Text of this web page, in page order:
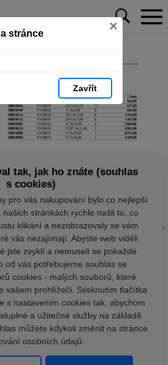
stránce ×
Zavřít
tak, jak ho znáte (souhlas
s cookies)
pro vás nakupování bylo co nejlepší
našich stránkách rychle našli to, co
klikání a nezobrazovaly se vám
vás nezajímají. Abyste web viděli
jste zvyklí a nemuseli se pokaždé
od vás potřebujeme souhlas se
cookies - malých souborů, které
vašem prohlížeči. Stisknutím tlačítka
s nastavením cookies tak, abychom
a užitečné služby na základě
můžete kdykoli změnit na stránce
osobních údajů.